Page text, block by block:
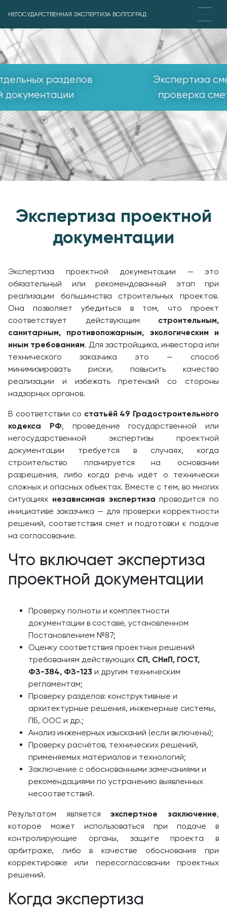
НЕГОСУДАРСТВЕННАЯ ЭКСПЕРТИЗА ВОЛГОГРАД
Экспертиза сметной документации,
проверка смет на достоверность
Экспертиза проектной
документации
Экспертиза проектной документации — это
обязательный или рекомендованный этап при
реализации большинства строительных проектов.
Она позволяет убедиться в том, что проект
соответствует действующим строительным,
санитарным, противопожарным, экологическим и
иным требованиям. Для застройщика, инвестора или
технического заказчика это — способ
минимизировать риски, повысить качество
реализации и избежать претензий со стороны
надзорных органов.
В соответствии со статьёй 49 Градостроительного
кодекса РФ, проведение государственной или
негосударственной экспертизы проектной
документации требуется в случаях, когда
строительство планируется на основании
разрешения, либо когда речь идёт о технически
сложных и опасных объектах. Вместе с тем, во многих
ситуациях независимая экспертиза проводится по
инициативе заказчика — для проверки корректности
решений, соответствия смет и подготовки к подаче
на согласование.
Что включает экспертиза
проектной документации
Проверку полноты и комплектности
документации в составе, установленном
Постановлением №87;
Оценку соответствия проектных решений
требованиям действующих СП, СНиП, ГОСТ,
ФЗ-384, ФЗ-123 и другим техническим
регламентам;
Проверку разделов: конструктивные и
архитектурные решения, инженерные системы,
ПБ, ООС и др.;
Анализ инженерных изысканий (если включены);
Проверку расчётов, технических решений,
применяемых материалов и технологий;
Заключение с обоснованными замечаниями и
рекомендациями по устранению выявленных
несоответствий.
Результатом являетсяэкспертное заключение,
которое может использоваться при подаче в
контролирующие органы, защите проекта в
арбитраже, либо в качестве обоснования при
корректировке или пересогласовании проектных
решений.
Когда экспертиза